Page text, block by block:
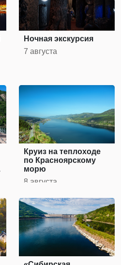
Ночная экскурсия
7 августа
Круиз на теплоходе
по Красноярскому
морю
8 августа